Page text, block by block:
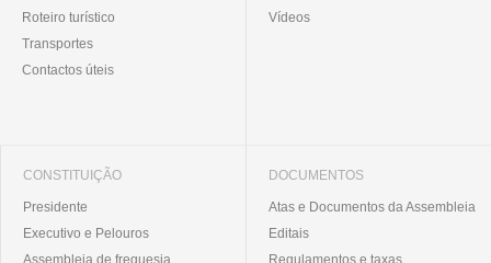
Roteiro turístico
Transportes
Contactos úteis
Vídeos
CONSTITUIÇÃO
Presidente
Executivo e Pelouros
Assembleia de freguesia
DOCUMENTOS
Atas e Documentos da Assembleia
Editais
Regulamentos e taxas